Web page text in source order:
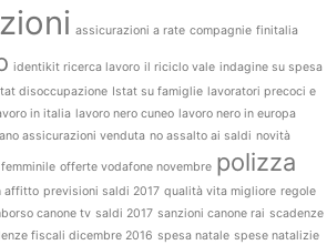
assicurazioni a rate compagnie finitalia
identikit ricerca lavoro il riciclo vale indagine su spesa
disoccupazione Istat su famiglie lavoratori precoci e
in italia lavoro nero cuneo lavoro nero in europa
assicurazioni venduta no assalto ai saldi novità
offerte vodafone novembre polizza
affitto previsioni saldi 2017 qualità vita migliore regole
canone tv saldi 2017 sanzioni canone rai scadenze
fiscali dicembre 2016 spesa natale spese natalizie